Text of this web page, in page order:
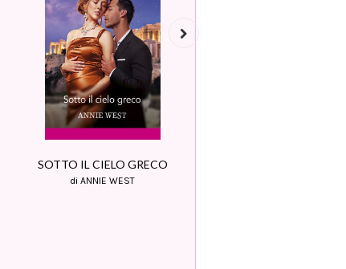
SOTTO IL CIELO GRECO
di ANNIE WEST